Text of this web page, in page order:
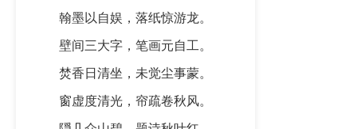
翰墨以自娱，落纸惊游龙。
壁间三大字，笔画元自工。
焚香日清坐，未觉尘事蒙。
窗虚度清光，帘疏卷秋风。